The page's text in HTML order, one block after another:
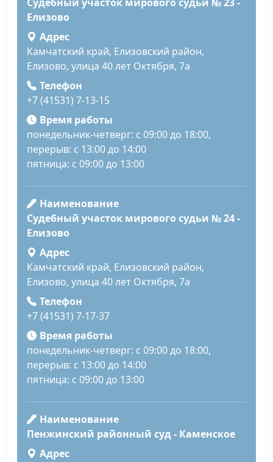
Елизово
Адрес
Камчатский край, Елизовский район,
Елизово, улица 40 лет Октября, 7а
Телефон
+7 (41531) 7-13-15
Время работы
понедельник-четверг: с 09:00 до 18:00,
перерыв: с 13:00 до 14:00
пятница: с 09:00 до 13:00
Наименование
Судебный участок мирового судьи № 24 -
Елизово
Адрес
Камчатский край, Елизовский район,
Елизово, улица 40 лет Октября, 7а
Телефон
+7 (41531) 7-17-37
Время работы
понедельник-четверг: с 09:00 до 18:00,
перерыв: с 13:00 до 14:00
пятница: с 09:00 до 13:00
Наименование
Пенжинский районный суд - Каменское
Адрес